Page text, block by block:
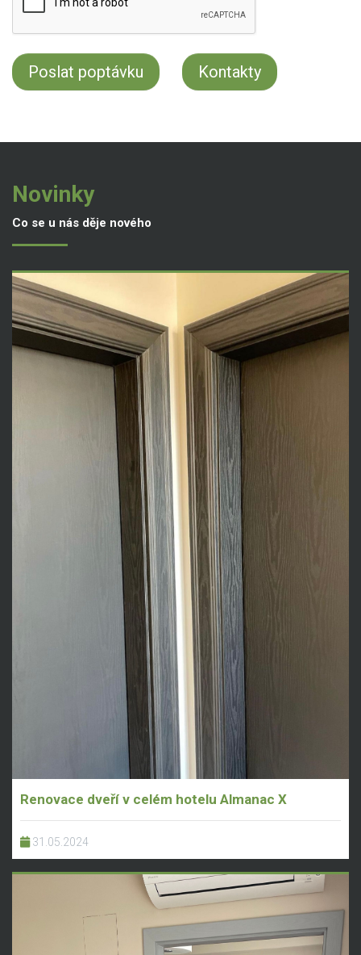
Kontakty
Novinky
Co se u nás děje nového
Renovace dveří v celém hotelu Almanac X
31.05.2024